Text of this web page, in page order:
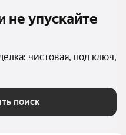
не упускайте
чистовая, под ключ,
поиск